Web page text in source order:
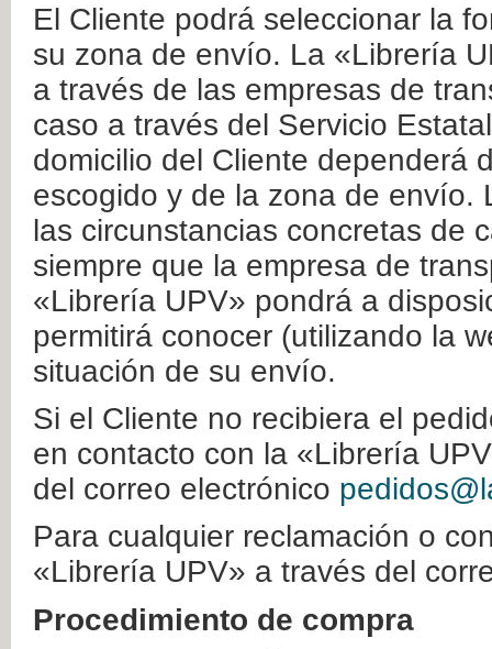
El Cliente podrá seleccionar la
su zona de envío. La «Librería
a través de las empresas de
caso a través del Servicio
domicilio del Cliente dependerá
escogido y de la zona de envío.
las circunstancias concretas de
siempre que la empresa de
«Librería UPV» pondrá a
permitirá conocer (utilizando la
situación de su envío.
Si el Cliente no recibiera el
en contacto con la «Librería
del correo electrónico
Para cualquier reclamación o
«Librería UPV» a través del
Procedimiento de compra